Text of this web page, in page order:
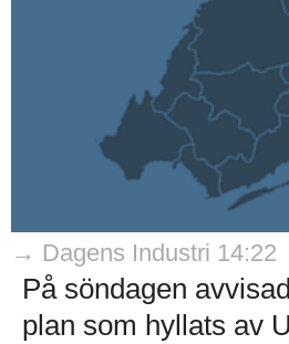
→ Dagens Industri 14:22
På söndagen
plan som hyllats av